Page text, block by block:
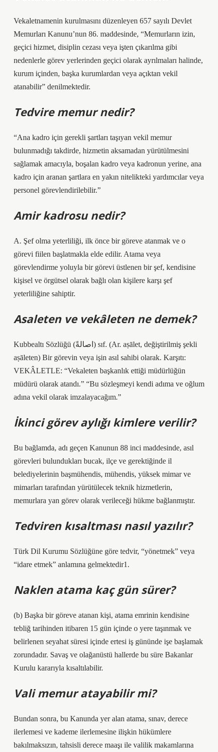
Vekaletnamenin kurulmasını düzenleyen 657 sayılı Devlet
Memurları Kanunu’nun 86. maddesinde, “Memurların izin,
geçici hizmet, disiplin cezası veya işten çıkarılma gibi
nedenlerle görev yerlerinden geçici olarak ayrılmaları halinde,
kurum içinden, başka kurumlardan veya açıktan vekil
atanabilir” denilmektedir.
Tedvire memur nedir?
“Ana kadro için gerekli şartları taşıyan vekil memur
bulunmadığı takdirde, hizmetin aksamadan yürütülmesini
sağlamak amacıyla, boşalan kadro veya kadronun yerine, ana
kadro için aranan şartlara en yakın nitelikteki yardımcılar veya
personel görevlendirilebilir.”
Amir kadrosu nedir?
A. Şef olma yeterliliği, ilk önce bir göreve atanmak ve o
görevi fiilen başlatmakla elde edilir. Atama veya
görevlendirme yoluyla bir görevi üstlenen bir şef, kendisine
kişisel ve örgütsel olarak bağlı olan kişilere karşı şef
yeterliliğine sahiptir.
Asaleten ve vekâleten ne demek?
Kubbealtı Sözlüğü (ﺍﺻﺎﻟﺔً) sıf. (Ar. aṣālet, değiştirilmiş şekli
aṣāleten) Bir görevin veya işin asıl sahibi olarak. Karşıtı:
VEKÂLETLE: “Vekaleten başkanlık ettiği müdürlüğün
müdürü olarak atandı.” “Bu sözleşmeyi kendi adıma ve oğlum
adına vekil olarak imzalayacağım.”
İkinci görev aylığı kimlere verilir?
Bu bağlamda, adı geçen Kanunun 88 inci maddesinde, asıl
görevleri bulundukları bucak, ilçe ve gerektiğinde il
belediyelerinin başmühendis, mühendis, yüksek mimar ve
mimarları tarafından yürütülecek teknik hizmetlerin,
memurlara yan görev olarak verileceği hükme bağlanmıştır.
Tedviren kısaltması nasıl yazılır?
Türk Dil Kurumu Sözlüğüne göre tedvir, “yönetmek” veya
“idare etmek” anlamına gelmektedir1.
Naklen atama kaç gün sürer?
(b) Başka bir göreve atanan kişi, atama emrinin kendisine
tebliğ tarihinden itibaren 15 gün içinde o yere taşınmak ve
belirlenen seyahat süresi içinde ertesi iş gününde işe başlamak
zorundadır. Savaş ve olağanüstü hallerde bu süre Bakanlar
Kurulu kararıyla kısaltılabilir.
Vali memur atayabilir mi?
Bundan sonra, bu Kanunda yer alan atama, sınav, derece
ilerlemesi ve kademe ilerlemesine ilişkin hükümlere
bakılmaksızın, tahsisli derece maaşı ile valilik makamlarına